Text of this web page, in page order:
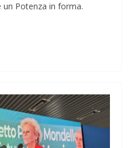
un Potenza in forma.